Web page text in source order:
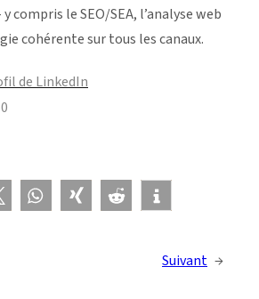
compris le SEO/SEA, l’analyse web
cohérente sur tous les canaux.
de LinkedIn
Suivant →